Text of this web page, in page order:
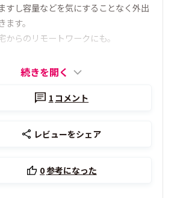
すし容量などを気にすることなく外出
す。
からのリモートワークにも。
続きを開く
1 コメント
レビューをシェア
0参考になった